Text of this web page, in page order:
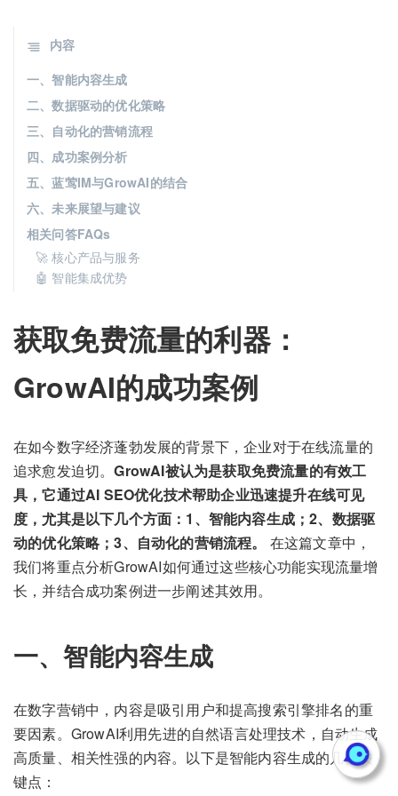
获取免费流量的利器：
GrowAI的成功案例
在如今数字经济蓬勃发展的背景下，企业对于在线流量的
追求愈发迫切。GrowAI被认为是获取免费流量的有效工
具，它通过AI SEO优化技术帮助企业迅速提升在线可见
度，尤其是以下几个方面：1、智能内容生成；2、数据驱
动的优化策略；3、自动化的营销流程。
在这篇文章中，
我们将重点分析GrowAI如何通过这些核心功能实现流量增
长，并结合成功案例进一步阐述其效用。
一、智能内容生成
在数字营销中，内容是吸引用户和提高搜索引擎排名的重
要因素。GrowAI利用先进的自然语言处理技术，自动生成
高质量、相关性强的内容。以下是智能内容生成的几个关
键点：
内容
一、智能内容生成
二、数据驱动的优化策略
三、自动化的营销流程
四、成功案例分析
五、蓝莺IM与GrowAI的结合
六、未来展望与建议
相关问答FAQs
🚀 核心产品与服务
🤖 智能集成优势